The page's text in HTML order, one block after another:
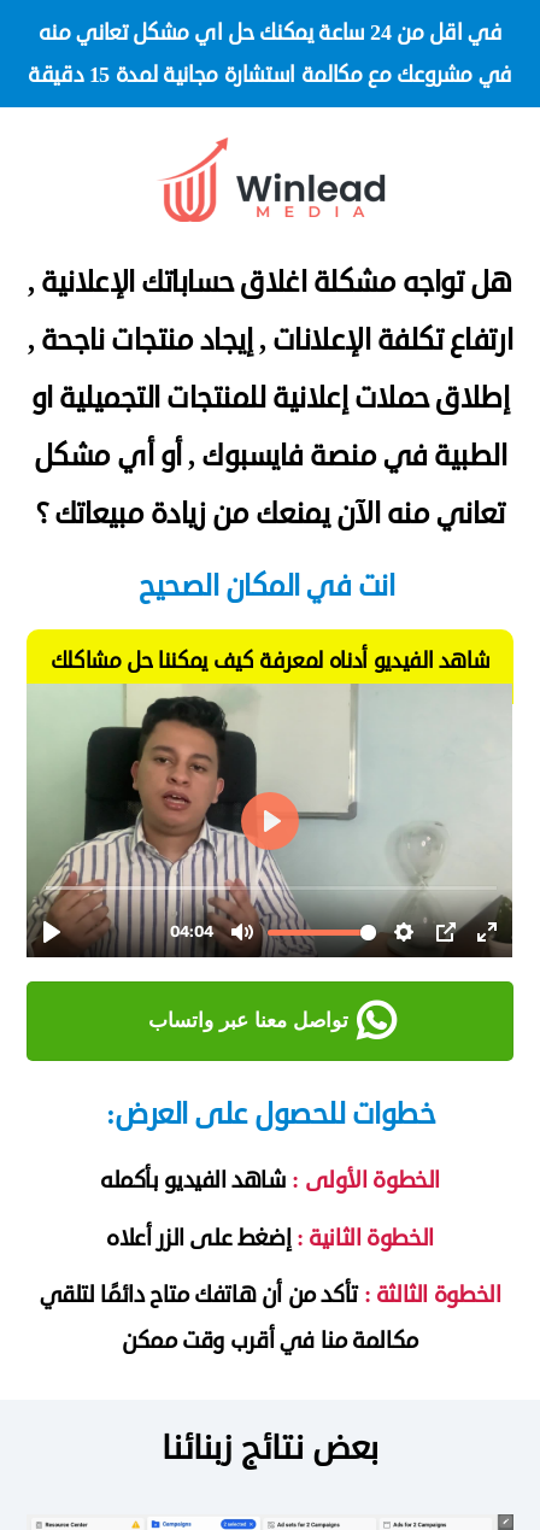
في اقل من 24 ساعة يمكنك حل اي مشكل تعاني منه
في مشروعكمع مكالمة استشارة مجانية لمدة 15 دقيقة
هل تواجه مشكلة اغلاق حساباتك الإعلانية ,
ارتفاع تكلفة الإعلانات , إيجاد منتجات ناجحة ,
إطلاق حملات إعلانية للمنتجات التجميلية او
الطبية في منصة فايسبوك , أو أي مشكل
تعاني منه الآن يمنعك من زيادة مبيعاتك ؟
انت في المكان الصحيح
شاهد الفيديو أدناه لمعرفة كيف يمكننا حل مشاكلك
تواصل معنا عبر واتساب
خطوات للحصول على العرض:
الخطوة الأولى : شاهد الفيديو بأكمله
الخطوة الثانية :إضغط على الزر أعلاه
الخطوة الثالثة :تأكد من أن هاتفك متاح دائمًا لتلقي
مكالمة منا في أقرب وقت ممكن
بعض نتائج زبنائنا